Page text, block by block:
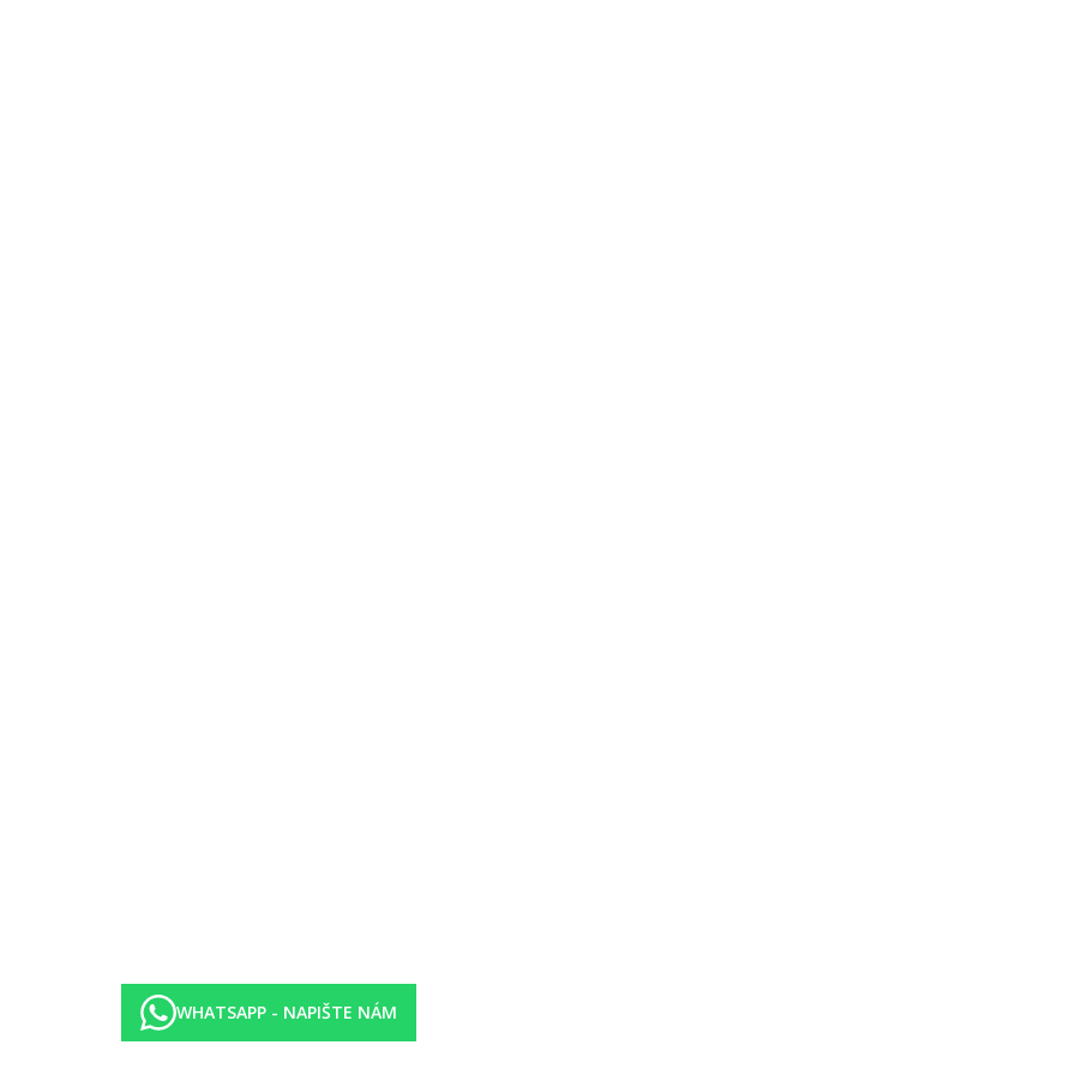
TV/sat., telefon, lednička za poplatek, trezor za poplatek, balkon nebo terasa.
po schodech), lehátka a slunečníky zdarma. Jedna z nejkrásnějších písečných pláží v této oblasti Coral Bay cca 5 km od hotelu.
hod.)
WHATSAPP - NAPIŠTE NÁM